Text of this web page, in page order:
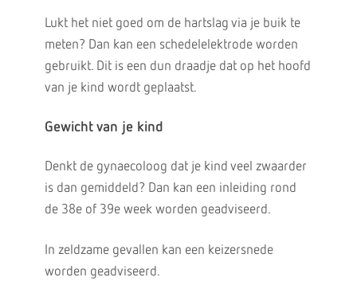
Lukt het niet goed om de hartslag via je buik te
meten? Dan kan een schedelelektrode worden
gebruikt. Dit is een dun draadje dat op het hoofd
van je kind wordt geplaatst.
Gewicht van je kind
Denkt de gynaecoloog dat je kind veel zwaarder
is dan gemiddeld? Dan kan een inleiding rond
de 38e of 39e week worden geadviseerd.
In zeldzame gevallen kan een keizersnede
worden geadviseerd.